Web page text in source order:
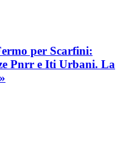
per Scarfini:
Pnrr e Iti Urbani. La